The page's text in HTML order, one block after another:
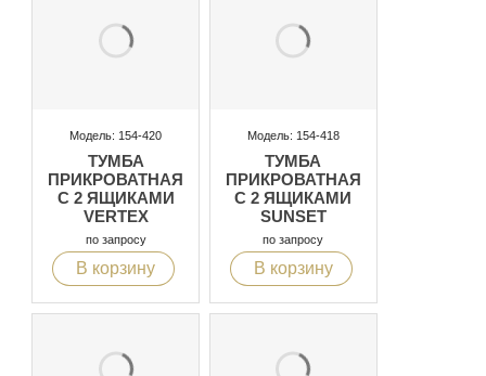
Модель: 154-420
ТУМБА
ПРИКРОВАТНАЯ
С 2 ЯЩИКАМИ
VERTEX
по запросу
В корзину
Модель: 154-418
ТУМБА
ПРИКРОВАТНАЯ
С 2 ЯЩИКАМИ
SUNSET
по запросу
В корзину